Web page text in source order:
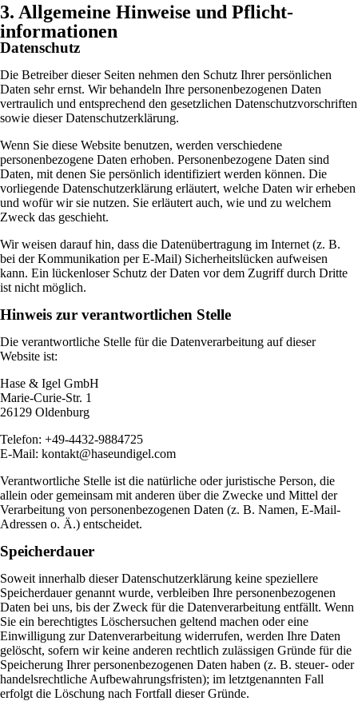
3. Allgemeine Hinweise und Pflicht­
informationen
Datenschutz
Die Betreiber dieser Seiten nehmen den Schutz Ihrer persönlichen
Daten sehr ernst. Wir behandeln Ihre personenbezogenen Daten
vertraulich und entsprechend den gesetzlichen Datenschutzvorschriften
sowie dieser Datenschutzerklärung.
Wenn Sie diese Website benutzen, werden verschiedene
personenbezogene Daten erhoben. Personenbezogene Daten sind
Daten, mit denen Sie persönlich identifiziert werden können. Die
vorliegende Datenschutzerklärung erläutert, welche Daten wir erheben
und wofür wir sie nutzen. Sie erläutert auch, wie und zu welchem
Zweck das geschieht.
Wir weisen darauf hin, dass die Datenübertragung im Internet (z. B.
bei der Kommunikation per E-Mail) Sicherheitslücken aufweisen
kann. Ein lückenloser Schutz der Daten vor dem Zugriff durch Dritte
ist nicht möglich.
Hinweis zur verantwortlichen Stelle
Die verantwortliche Stelle für die Datenverarbeitung auf dieser
Website ist:
Hase & Igel GmbH
Marie-Curie-Str. 1
26129 Oldenburg
Telefon: +49-4432-9884725
E-Mail: kontakt@haseundigel.com
Verantwortliche Stelle ist die natürliche oder juristische Person, die
allein oder gemeinsam mit anderen über die Zwecke und Mittel der
Verarbeitung von personenbezogenen Daten (z. B. Namen, E-Mail-
Adressen o. Ä.) entscheidet.
Speicherdauer
Soweit innerhalb dieser Datenschutzerklärung keine speziellere
Speicherdauer genannt wurde, verbleiben Ihre personenbezogenen
Daten bei uns, bis der Zweck für die Datenverarbeitung entfällt. Wenn
Sie ein berechtigtes Löschersuchen geltend machen oder eine
Einwilligung zur Datenverarbeitung widerrufen, werden Ihre Daten
gelöscht, sofern wir keine anderen rechtlich zulässigen Gründe für die
Speicherung Ihrer personenbezogenen Daten haben (z. B. steuer- oder
handelsrechtliche Aufbewahrungsfristen); im letztgenannten Fall
erfolgt die Löschung nach Fortfall dieser Gründe.